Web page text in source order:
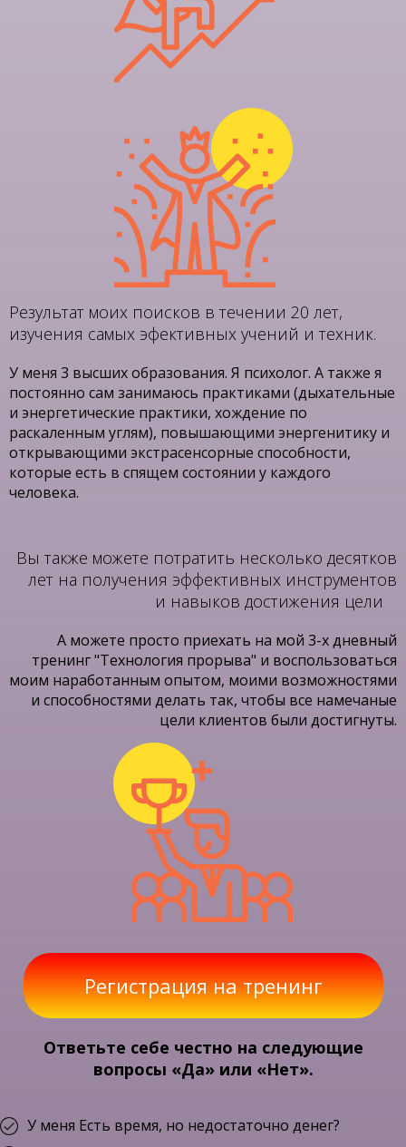
Результат моих поисков в течении 20 лет,
изучения самых эфективных учений и техник.
У меня 3 высших образования. Я психолог. А также я
постоянно сам занимаюсь практиками (дыхательные
и энергетические практики, хождение по
раскаленным углям), повышающими энергенитику и
открывающими экстрасенсорные способности,
которые есть в спящем состоянии у каждого
человека.
Вы также можете потратить несколько десятков
лет на получения эффективных инструментов
и навыков достижения цели
А можете просто приехать на мой 3-х дневный
тренинг "Технология прорыва" и воспользоваться
моим наработанным опытом, моими возможностями
и способностями делать так, чтобы все намечаные
цели клиентов были достигнуты.
Регистрация на тренинг
Ответьте себе честно на следующие
вопросы «Да» или «Нет».
У меня Есть время, но недостаточно денег?